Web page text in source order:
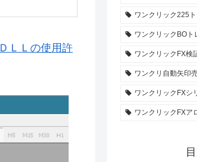
ＤＬＬの使用許
ワンクリック225
ワンクリックBOト
ワンクリックFX検
ワンクリ自動矢印
ワンクリックFXシ
ワンクリックFXア